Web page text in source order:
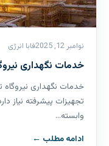
نوامبر 12, 2025 فابا انرژی
خدمات نگهداری
خدمات نگهداری نیروگاه
تجهیزات پیشرفته نیاز
وابسته…
ادامه مطلب ←